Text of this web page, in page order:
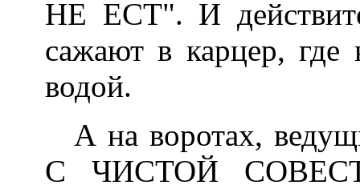
НЕ ЕСТ". И
сажают в карцер, где
водой.
А на воротах,
С ЧИСТОЙ